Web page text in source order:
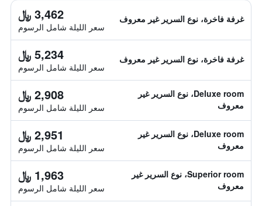
غرفة فاخرة، نوع السرير غير معروف 3,462 ﷼
سعر الليلة شامل الرسوم
غرفة فاخرة، نوع السرير غير معروف 5,234 ﷼
سعر الليلة شامل الرسوم
Deluxe room، نوع السرير غير
معروف
2,908 ﷼
سعر الليلة شامل الرسوم
Deluxe room، نوع السرير غير
معروف
2,951 ﷼
سعر الليلة شامل الرسوم
Superior room، نوع السرير غير
معروف
1,963 ﷼
سعر الليلة شامل الرسوم